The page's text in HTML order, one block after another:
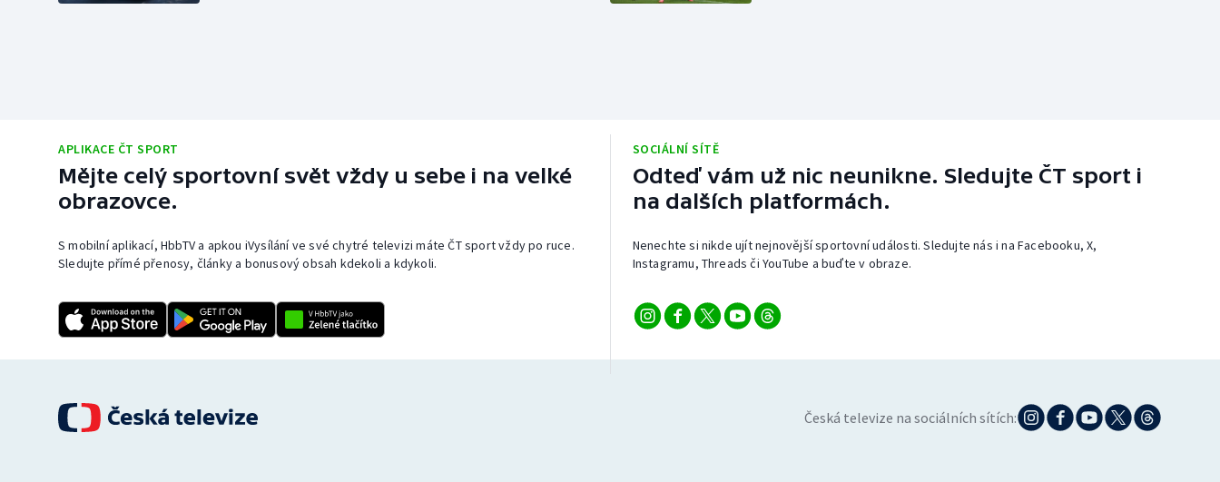
APLIKACE ČT SPORT
Mějte celý sportovní svět vždy u sebe i na velké
obrazovce.
S mobilní aplikací, HbbTV a apkou iVysílání ve své chytré televizi máte ČT sport vždy po ruce.
Sledujte přímé přenosy, články a bonusový obsah kdekoli a kdykoli.
SOCIÁLNÍ SÍTĚ
Odteď vám už nic neunikne. Sledujte ČT sport i
na dalších platformách.
Nenechte si nikde ujít nejnovější sportovní události. Sledujte nás i na Facebooku, X,
Instagramu, Threads či YouTube a buďte v obraze.
Česká televize na sociálních sítích: